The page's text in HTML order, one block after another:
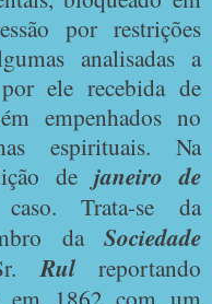
por restrições
analisadas a
ele recebida de
empenhados no
espirituais. Na
de janeiro de
Trata-se da
da Sociedade
Rulreportando